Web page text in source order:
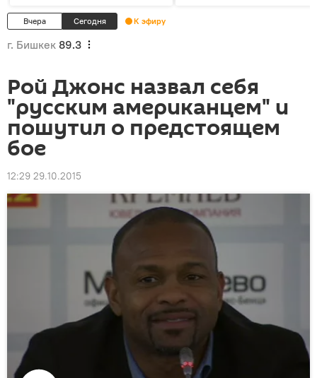
Вчера Сегодня К эфиру
г. Бишкек 89.3
Рой Джонс назвал себя
"русским американцем" и
пошутил о предстоящем
бое
12:29 29.10.2015